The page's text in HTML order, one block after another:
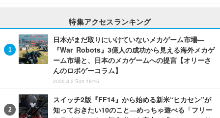
特集アクセスランキング
日本がまだ取りにいけていないメカゲーム市場―
『War Robots』3億人の成功から見える海外メカゲ
ーム市場と、日本のメカゲームへの提言【オリーさ
んのロボゲーコラム】
2026.8.2 Sun 18:45
スイッチ2版『FF14』から始める新米“ヒカセン”が
知っておきたい10のこと―めっちゃ遊べる「フリー